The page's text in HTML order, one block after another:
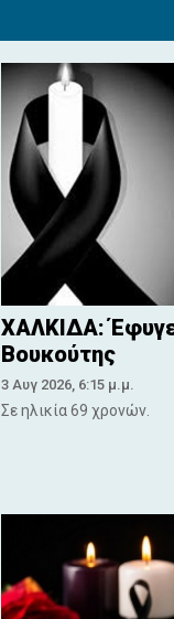
ΧΑΛΚΙΔΑ:
Βουκούτης
3 Αυγ 2026, 6:15 μ.μ.
Σε ηλικία 69 χρονών.